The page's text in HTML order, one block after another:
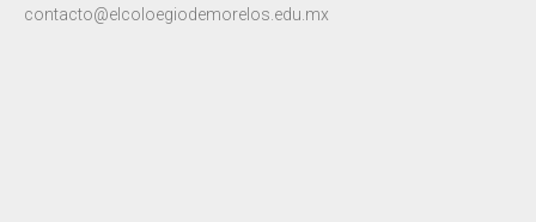
contacto@elcoloegiodemorelos.edu.mx